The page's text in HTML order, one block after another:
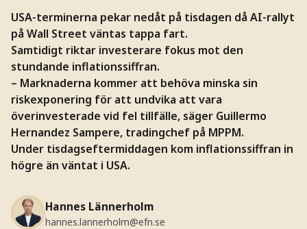
USA-terminerna pekar nedåt på tisdagen då AI-rallyt
på Wall Street väntas tappa fart.
Samtidigt riktar investerare fokus mot den
stundande inflationssiffran.
– Marknaderna kommer att behöva minska sin
riskexponering för att undvika att vara
överinvesterade vid fel tillfälle, säger Guillermo
Hernandez Sampere, tradingchef på MPPM.
Under tisdagseftermiddagen kom inflationssiffran in
högre än väntat i USA.
Hannes Lännerholm
hannes.lannerholm@efn.se